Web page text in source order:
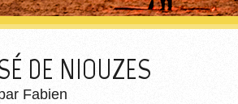
DE NIOUZES
Fabien